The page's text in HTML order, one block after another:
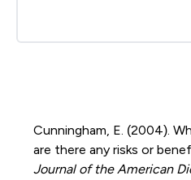
Cunningham, E. (2004).
are there any risks or
Journal of the American